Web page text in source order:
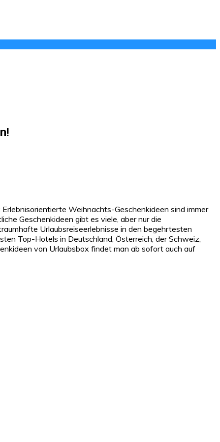
Weihnachts-Geschenkideen sind immer
Geschenkideen gibt es viele, aber nur die
Urlaubsreiseerlebnisse in den begehrtesten
Top-Hotels in Deutschland, Österreich, der Schweiz,
von Urlaubsbox findet man ab sofort auch auf